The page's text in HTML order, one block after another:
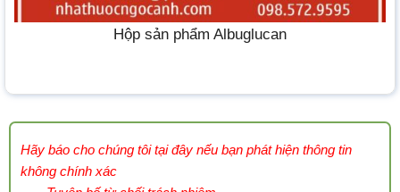
Hộp sản phẩm Albuglucan
Hãy báo cho chúng tôi tại đây nếu bạn phát hiện thông tin
không chính xác